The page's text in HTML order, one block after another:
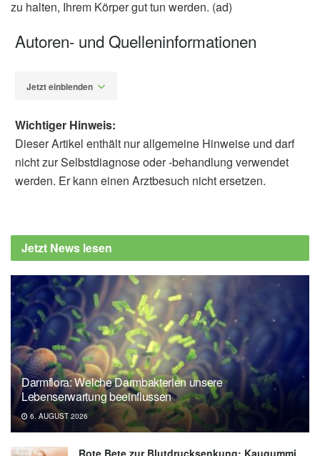
zu halten, Ihrem Körper gut tun werden. (ad)
Autoren- und Quelleninformationen
Jetzt einblenden
Shape Say About Your Health?, (Abruf:
17.01.2023)
Wichtiger Hinweis:
Dieser Artikel enthält nur allgemeine Hinweise und darf
nicht zur Selbstdiagnose oder -behandlung verwendet
werden. Er kann einen Arztbesuch nicht ersetzen.
Jetzt News lesen
Darmflora: Welche Darmbakterien unsere
Lebenserwartung beeinflussen
6. AUGUST 2026